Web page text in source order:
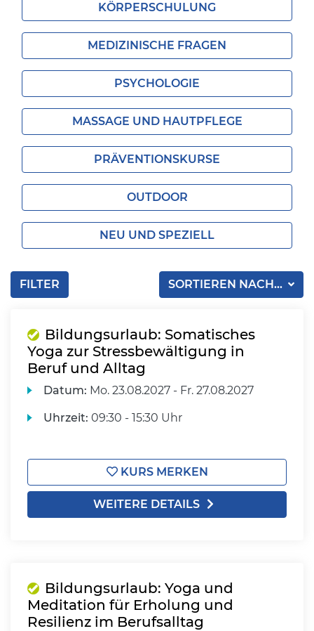
KÖRPERSCHULUNG
MEDIZINISCHE FRAGEN
PSYCHOLOGIE
MASSAGE UND HAUTPFLEGE
PRÄVENTIONSKURSE
OUTDOOR
NEU UND SPEZIELL
SORTIEREN NACH...
FILTER
Bildungsurlaub: Somatisches
Yoga zur Stressbewältigung in
Beruf und Alltag
Datum: Mo. 23.08.2027 - Fr. 27.08.2027
Uhrzeit: 09:30 - 15:30 Uhr
KURS MERKEN
WEITERE DETAILS
Bildungsurlaub: Yoga und
Meditation für Erholung und
Resilienz im Berufsalltag